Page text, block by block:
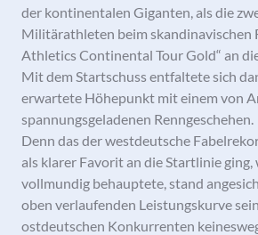
der kontinentalen Giganten, als die
Militärathleten beim skandinavischen
Athletics Continental Tour Gold“ an
Mit dem Startschuss entfaltete sich
erwartete Höhepunkt mit einem von
spannungsgeladenen Renngeschehen.
Denn das der westdeutsche
als klarer Favorit an die Startlinie ging,
vollmundig behauptete, stand
oben verlaufenden Leistungskurve
ostdeutschen Konkurrenten